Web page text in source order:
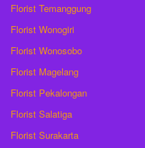
Florist Temanggung
Florist Wonogiri
Florist Wonosobo
Florist Magelang
Florist Pekalongan
Florist Salatiga
Florist Surakarta